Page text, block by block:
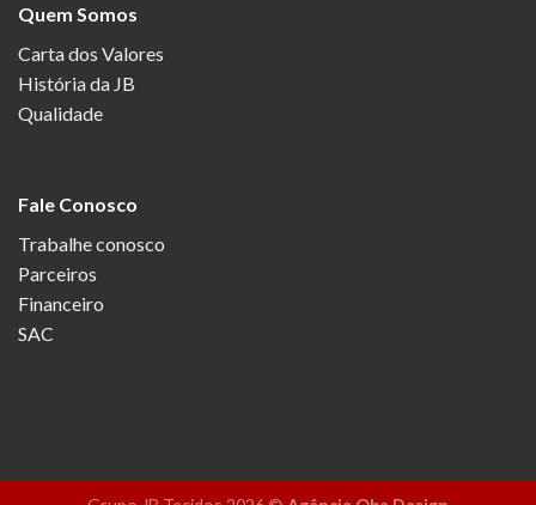
Quem Somos
Carta dos Valores
História da JB
Qualidade
Fale Conosco
Trabalhe conosco
Parceiros
Financeiro
SAC